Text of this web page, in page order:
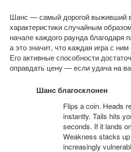
Шанс — самый дорогой выживший
характеристики случайным
начале каждого раунда благодаря
а это значит, что каждая игра с
Его активные способности
оправдать цену — если удача на
Шанс благосклонен
Flips a coin. Heads
instantly. Tails hits
seconds. If it lands
Weakness stacks
increasingly